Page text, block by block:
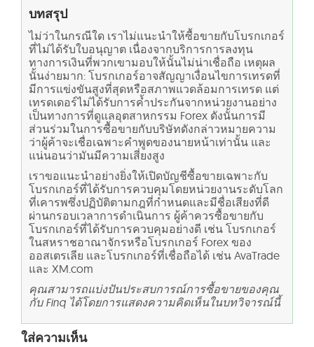
บทสรุป
ไม่ว่าในกรณีใด เราไม่แนะนำให้ซื้อขายกับโบรกเกอร์
ที่ไม่ได้รับใบอนุญาต เนื่องจากบริการการลงทุน
ทางการเงินที่พวกเขามอบให้นั้นไม่น่าเชื่อถือ เหตุผล
นั้นง่ายมาก: โบรกเกอร์อาจสัญญาเงื่อนไขการเทรดที่
มีการแข่งขันสูงที่สุดหรือสภาพแวดล้อมการเทรด แต่
เทรดเดอร์ไม่ได้รับการค้ำประกันจากหน่วยงานอย่าง
เป็นทางการที่ดูแลอุตสาหกรรม Forex ดังนั้นการมี
ส่วนร่วมในการซื้อขายกับบริษัทดังกล่าวหมายความ
ว่าผู้ค้าจะเชื่อเฉพาะคำพูดของนายหน้าเท่านั้น และ
แน่นอนว่ามันมีความเสี่ยงสูง
เราขอแนะนำอย่างยิ่งให้เปิดบัญชีซื้อขายเฉพาะกับ
โบรกเกอร์ที่ได้รับการควบคุมโดยหน่วยงานระดับโลก
ที่เคารพซึ่งปฏิบัติตามกฎที่กำหนดและมีชื่อเสียงที่ดี
ผ่านกรอบเวลาการดำเนินการ ผู้ค้าควรซื้อขายกับ
โบรกเกอร์ที่ได้รับการควบคุมอย่างดี เช่น โบรกเกอร์
ในสหราชอาณาจักรหรือโบรกเกอร์ Forex ของ
ออสเตรเลีย และโบรกเกอร์ที่เชื่อถือได้ เช่น AvaTrade
และ XM.com
คุณสามารถแบ่งปันประสบการณ์การซื้อขายของคุณ
กับ Finq ได้โดยการแสดงความคิดเห็นในบทวิจารณ์นี้
ใส่ความเห็น